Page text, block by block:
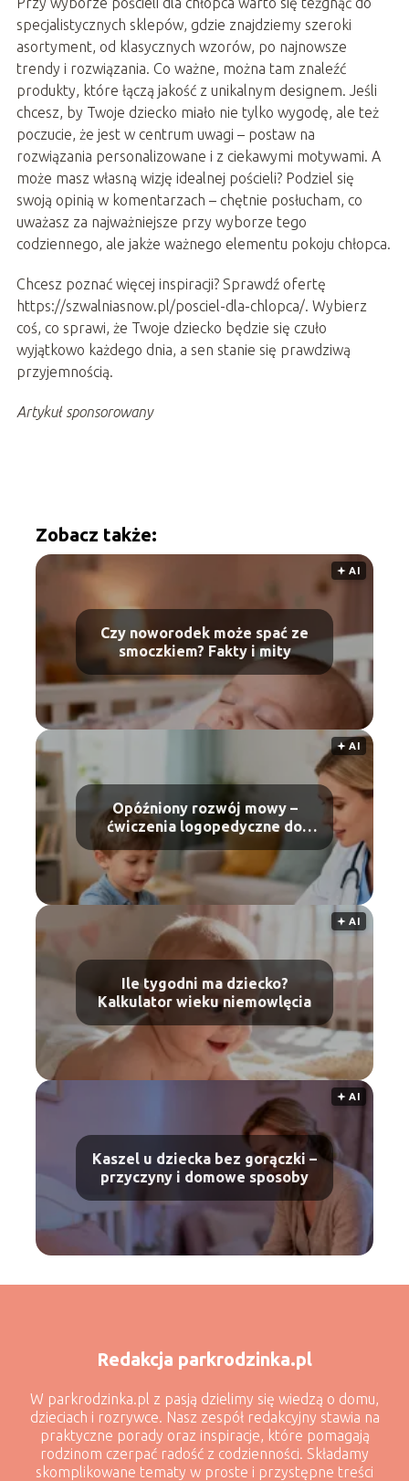
specjalistycznych sklepów, gdzie znajdziemy szeroki
asortyment, od klasycznych wzorów, po najnowsze
trendy i rozwiązania. Co ważne, można tam znaleźć
produkty, które łączą jakość z unikalnym designem. Jeśli
chcesz, by Twoje dziecko miało nie tylko wygodę, ale też
poczucie, że jest w centrum uwagi – postaw na
rozwiązania personalizowane i z ciekawymi motywami. A
może masz własną wizję idealnej pościeli? Podziel się
swoją opinią w komentarzach – chętnie posłucham, co
uważasz za najważniejsze przy wyborze tego
codziennego, ale jakże ważnego elementu pokoju chłopca.
Chcesz poznać więcej inspiracji? Sprawdź ofertę
https://szwalniasnow.pl/posciel-dla-chlopca/. Wybierz
coś, co sprawi, że Twoje dziecko będzie się czuło
wyjątkowo każdego dnia, a sen stanie się prawdziwą
przyjemnością.
Artykuł sponsorowany
Zobacz także:
🟅 AI
Czy noworodek może spać ze
smoczkiem? Fakty i mity
🟅 AI
Opóźniony rozwój mowy –
ćwiczenia logopedyczne do
domu
🟅 AI
Ile tygodni ma dziecko?
Kalkulator wieku niemowlęcia
🟅 AI
Kaszel u dziecka bez gorączki –
przyczyny i domowe sposoby
Redakcja parkrodzinka.pl
W parkrodzinka.pl z pasją dzielimy się wiedzą o domu,
dzieciach i rozrywce. Nasz zespół redakcyjny stawia na
praktyczne porady oraz inspiracje, które pomagają
rodzinom czerpać radość z codzienności. Składamy
skomplikowane tematy w proste i przystępne treści